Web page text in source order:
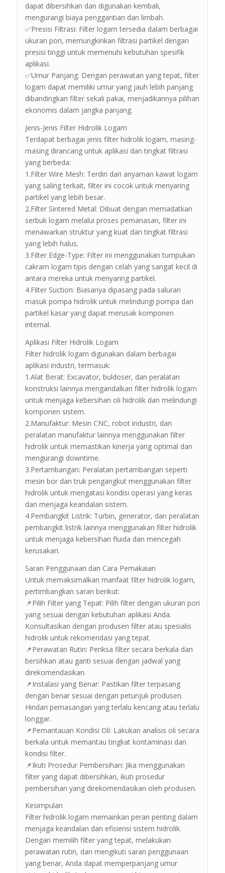
dapat dibersihkan dan digunakan kembali,
mengurangi biaya penggantian dan limbah.
✅Presisi Filtrasi: Filter logam tersedia dalam berbagai
ukuran pori, memungkinkan filtrasi partikel dengan
presisi tinggi untuk memenuhi kebutuhan spesifik
aplikasi.
✅Umur Panjang: Dengan perawatan yang tepat, filter
logam dapat memiliki umur yang jauh lebih panjang
dibandingkan filter sekali pakai, menjadikannya pilihan
ekonomis dalam jangka panjang.
Jenis-Jenis Filter Hidrolik Logam
Terdapat berbagai jenis filter hidrolik logam, masing-
masing dirancang untuk aplikasi dan tingkat filtrasi
yang berbeda:
1.Filter Wire Mesh: Terdiri dari anyaman kawat logam
yang saling terkait, filter ini cocok untuk menyaring
partikel yang lebih besar.
2.Filter Sintered Metal: Dibuat dengan memadatkan
serbuk logam melalui proses pemanasan, filter ini
menawarkan struktur yang kuat dan tingkat filtrasi
yang lebih halus.
3.Filter Edge-Type: Filter ini menggunakan tumpukan
cakram logam tipis dengan celah yang sangat kecil di
antara mereka untuk menyaring partikel.
4.Filter Suction: Biasanya dipasang pada saluran
masuk pompa hidrolik untuk melindungi pompa dari
partikel kasar yang dapat merusak komponen
internal.
Aplikasi Filter Hidrolik Logam
Filter hidrolik logam digunakan dalam berbagai
aplikasi industri, termasuk:
1.Alat Berat: Excavator, buldoser, dan peralatan
konstruksi lainnya mengandalkan filter hidrolik logam
untuk menjaga kebersihan oli hidrolik dan melindungi
komponen sistem.
2.Manufaktur: Mesin CNC, robot industri, dan
peralatan manufaktur lainnya menggunakan filter
hidrolik untuk memastikan kinerja yang optimal dan
mengurangi downtime.
3.Pertambangan: Peralatan pertambangan seperti
mesin bor dan truk pengangkut menggunakan filter
hidrolik untuk mengatasi kondisi operasi yang keras
dan menjaga keandalan sistem.
4.Pembangkit Listrik: Turbin, generator, dan peralatan
pembangkit listrik lainnya menggunakan filter hidrolik
untuk menjaga kebersihan fluida dan mencegah
kerusakan.
Saran Penggunaan dan Cara Pemakaian
Untuk memaksimalkan manfaat filter hidrolik logam,
pertimbangkan saran berikut:
📌Pilih Filter yang Tepat: Pilih filter dengan ukuran pori
yang sesuai dengan kebutuhan aplikasi Anda.
Konsultasikan dengan produsen filter atau spesialis
hidrolik untuk rekomendasi yang tepat.
📌Perawatan Rutin: Periksa filter secara berkala dan
bersihkan atau ganti sesuai dengan jadwal yang
direkomendasikan.
📌Instalasi yang Benar: Pastikan filter terpasang
dengan benar sesuai dengan petunjuk produsen.
Hindari pemasangan yang terlalu kencang atau terlalu
longgar.
📌Pemantauan Kondisi Oli: Lakukan analisis oli secara
berkala untuk memantau tingkat kontaminasi dan
kondisi filter.
📌Ikuti Prosedur Pembersihan: Jika menggunakan
filter yang dapat dibersihkan, ikuti prosedur
pembersihan yang direkomendasikan oleh produsen.
Kesimpulan
Filter hidrolik logam memainkan peran penting dalam
menjaga keandalan dan efisiensi sistem hidrolik.
Dengan memilih filter yang tepat, melakukan
perawatan rutin, dan mengikuti saran penggunaan
yang benar, Anda dapat memperpanjang umur